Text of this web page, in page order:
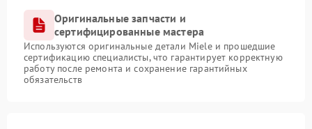
Оригинальные запчасти и
сертифицированные мастера
Используются оригинальные детали Miele и прошедшие
сертификацию специалисты, что гарантирует корректную
работу после ремонта и сохранение гарантийных
обязательств